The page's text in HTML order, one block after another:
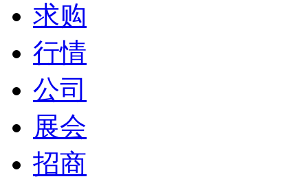
求购
行情
公司
展会
招商